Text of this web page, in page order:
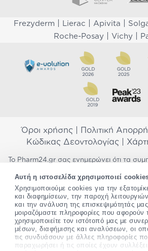
Αυτή η ιστοσελίδα χρησιμοποιεί
Χρησιμοποιούμε cookies για την
και διαφημίσεων, την παροχή
και την ανάλυση της επισκεψιμότητάς
μοιραζόμαστε πληροφορίες που αφορούν
χρησιμοποιείτε τον ιστότοπό μας με
μέσων, διαφήμισης και αναλύσεων, οι
τις συνδυάσουν με άλλες πληροφορίες
παραχωρήσει ή τις οποίες έχουν
Frezyderm Lierac Apivita
Roche-Posay
Vichy
Όροι χρήσης Πολιτική
Κώδικας Δεοντολογίας|
Το Pharm24.gr σας ενημερώνει ότι τα
προορίζονται για την πρόληψη, αγωγή ή
νόσου. Συμβουλευτείτε τον γιατρό
θηλάζετε, ακολουθείτε παράλληλα
αντιμετωπίζετε προβλήματα υγείας
οποιοδήποτε συμπλήρωμα διατροφής.
σας παρέχουμε ακριβείς και έγκυρες
που έχετε κάποια ερώτηση ή
παρακαλώεπικοινωνήστε